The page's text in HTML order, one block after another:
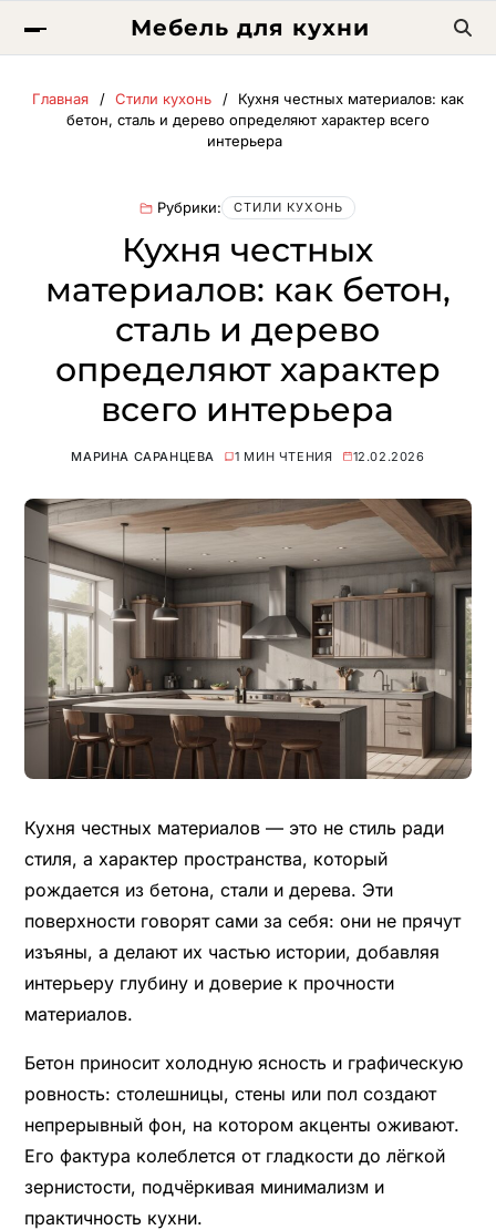
Мебель для кухни
Главная Стили кухонь
Кухня честных материалов: как
бетон, сталь и дерево определяют характер всего
интерьера
Рубрики: СТИЛИ КУХОНЬ
Кухня честных
материалов: как бетон,
сталь и дерево
определяют характер
всего интерьера
МАРИНА САРАНЦЕВА 1 МИН ЧТЕНИЯ 12.02.2026
Кухня честных материалов — это не стиль ради
стиля, а характер пространства, который
рождается из бетона, стали и дерева. Эти
поверхности говорят сами за себя: они не прячут
изъяны, а делают их частью истории, добавляя
интерьеру глубину и доверие к прочности
материалов.
Бетон приносит холодную ясность и графическую
ровность: столешницы, стены или пол создают
непрерывный фон, на котором акценты оживают.
Его фактура колеблется от гладкости до лёгкой
зернистости, подчёркивая минимализм и
практичность кухни.